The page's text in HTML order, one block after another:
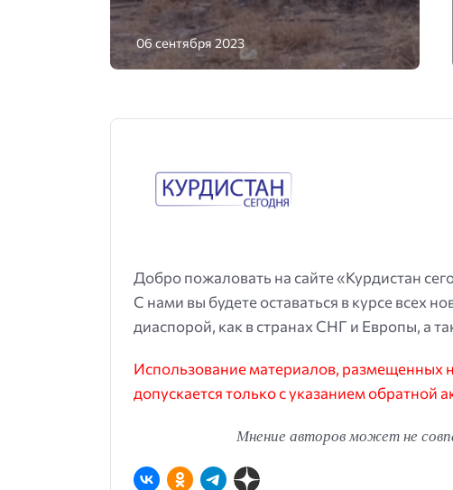
06 сентября 2023
Добро пожаловать на сайте «Курдистан
С нами вы будете оставаться в курсе всех
диаспорой, как в странах СНГ и Европы, а
Использование материалов, размещенных
допускается только с указанием обратной
Мнение авторов может не